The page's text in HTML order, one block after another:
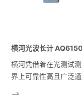
横河光波长计
横河凭借着在光测试
界上可靠性高且广泛